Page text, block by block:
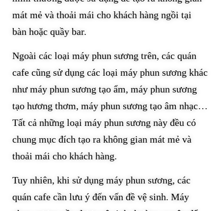
mát mẻ và thoải mái cho khách hàng ngồi tại
bàn hoặc quầy bar.
Ngoài các loại máy phun sương trên, các quán
cafe cũng sử dụng các loại máy phun sương khác
như máy phun sương tạo ẩm, máy phun sương
tạo hương thơm, máy phun sương tạo âm nhạc…
Tất cả những loại máy phun sương này đều có
chung mục đích tạo ra không gian mát mẻ và
thoải mái cho khách hàng.
Tuy nhiên, khi sử dụng máy phun sương, các
quán cafe cần lưu ý đến vấn đề vệ sinh. Máy